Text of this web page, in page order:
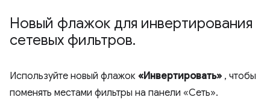
Новый флажок для инвертирования
сетевых фильтров.
Используйте новый флажок «Инвертировать» , чтобы
поменять местами фильтры на панели «Сеть».